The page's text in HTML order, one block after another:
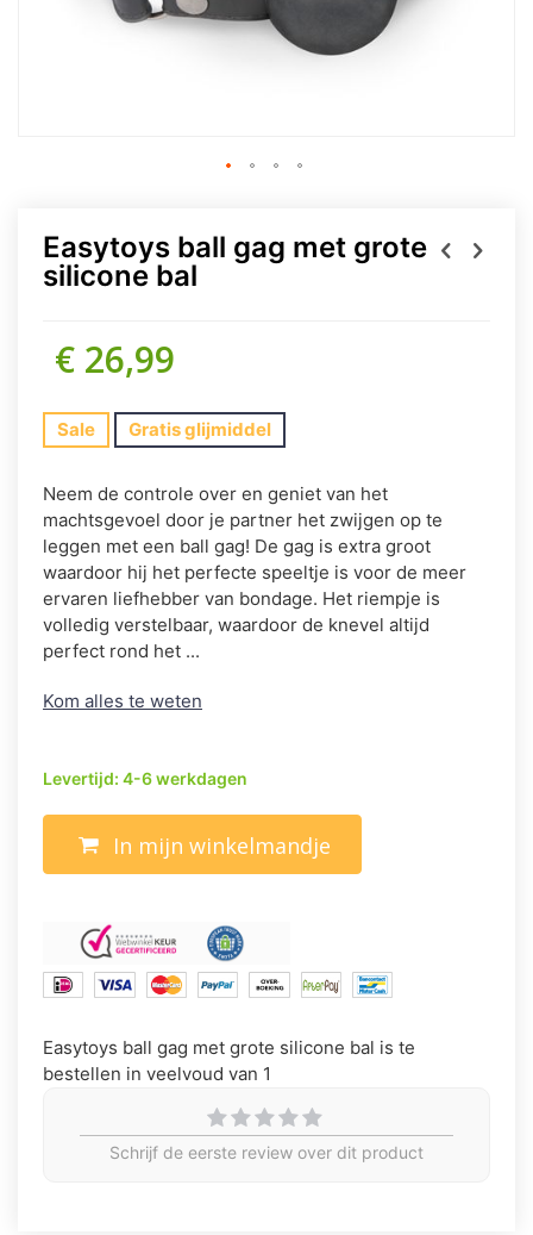
Easytoys ball gag met grote
silicone bal
€ 26,99
Sale Gratis glijmiddel
Neem de controle over en geniet van het
machtsgevoel door je partner het zwijgen op te
leggen met een ball gag! De gag is extra groot
waardoor hij het perfecte speeltje is voor de meer
ervaren liefhebber van bondage. Het riempje is
volledig verstelbaar, waardoor de knevel altijd
perfect rond het ...
Kom alles te weten
Levertijd: 4-6 werkdagen
In mijn winkelmandje
Easytoys ball gag met grote silicone bal is te
bestellen in veelvoud van 1
Schrijf de eerste review over dit product